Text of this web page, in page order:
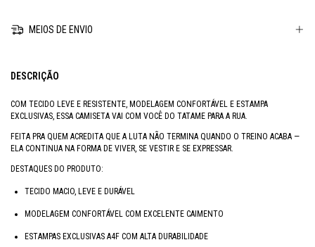
MEIOS DE ENVIO
DESCRIÇÃO
COM TECIDO LEVE E RESISTENTE, MODELAGEM CONFORTÁVEL E ESTAMPA
EXCLUSIVAS, ESSA CAMISETA VAI COM VOCÊ DO TATAME PARA A RUA.
FEITA PRA QUEM ACREDITA QUE A LUTA NÃO TERMINA QUANDO O TREINO ACABA —
ELA CONTINUA NA FORMA DE VIVER, SE VESTIR E SE EXPRESSAR.
DESTAQUES DO PRODUTO:
TECIDO MACIO, LEVE E DURÁVEL
MODELAGEM CONFORTÁVEL COM EXCELENTE CAIMENTO
ESTAMPAS EXCLUSIVAS A4F COM ALTA DURABILIDADE